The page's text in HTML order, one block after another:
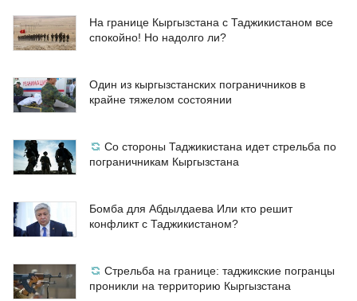
На границе Кыргызстана с Таджикистаном все
спокойно! Но надолго ли?
Один из кыргызстанских пограничников в
крайне тяжелом состоянии
Со стороны Таджикистана идет стрельба по
пограничникам Кыргызстана
Бомба для Абдылдаева Или кто решит
конфликт с Таджикистаном?
Стрельба на границе: таджикские погранцы
проникли на территорию Кыргызстана